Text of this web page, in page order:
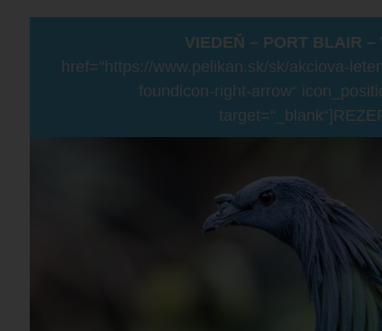
VIEDEŇ – PORT BLAIR –
href=“https://www.pelikan.sk/sk/akciova-
foundicon-right-arrow“